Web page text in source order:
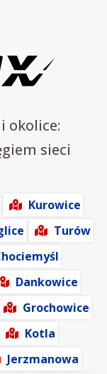
okolice:
sieci
Kurowice
Turów
Dankowice
Grochowice
Kotla
Jerzmanowa